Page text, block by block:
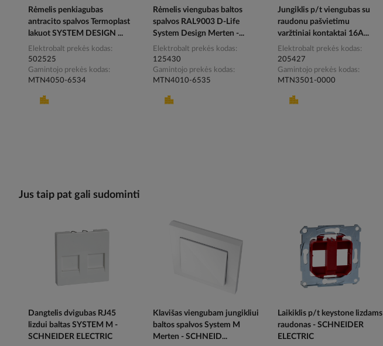
Rėmelis penkiagubas
antracito spalvos Termoplast
lakuot SYSTEM DESIGN ...
Elektrobalt prekės kodas
502525
Gamintojo prekės kodas
MTN4050-6534
Rėmelis viengubas baltos
spalvos RAL9003 D-Life
System Design Merten -...
Elektrobalt prekės kodas
125430
Gamintojo prekės kodas
MTN4010-6535
Jungiklis p/t viengubas su
raudonu pašvietimu
varžtiniai kontaktai 16A...
Elektrobalt prekės kodas
205427
Gamintojo prekės kodas
MTN3501-0000
Jus taip pat gali sudominti
Dangtelis dvigubas RJ45
lizdui baltas SYSTEM M -
SCHNEIDER ELECTRIC
Klavišas viengubam jungikliui
baltos spalvos System M
Merten - SCHNEID...
Laikiklis p/t keystone lizdams
raudonas - SCHNEIDER
ELECTRIC